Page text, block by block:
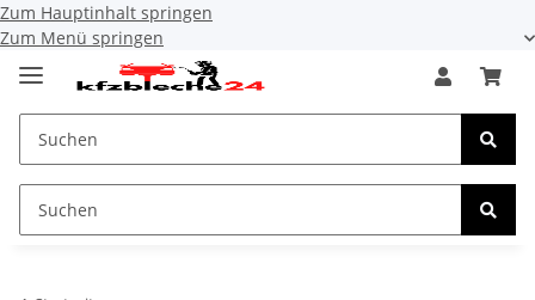
Zum Hauptinhalt springen
Zum Menü springen